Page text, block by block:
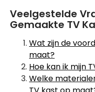
Veelgestelde
Gemaakte TV
Wat zijn de
maat?
Hoe kan ik mijn
Welke